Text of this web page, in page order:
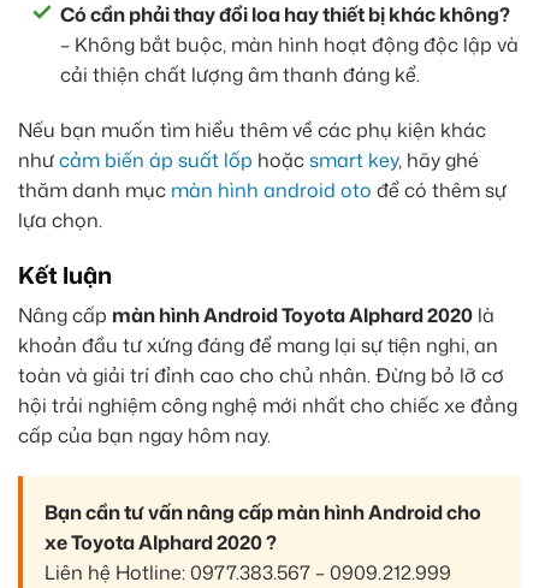
Có cần phải thay đổi loa hay thiết bị khác không?
– Không bắt buộc, màn hình hoạt động độc lập và
cải thiện chất lượng âm thanh đáng kể.
Nếu bạn muốn tìm hiểu thêm về các phụ kiện khác
nhưcảm biến áp suất lốp hoặcsmart key, hãy ghé
thăm danh mục màn hình android oto để có thêm sự
lựa chọn.
Kết luận
Nâng cấp màn hình Android Toyota Alphard 2020 là
khoản đầu tư xứng đáng để mang lại sự tiện nghi, an
toàn và giải trí đỉnh cao cho chủ nhân. Đừng bỏ lỡ cơ
hội trải nghiệm công nghệ mới nhất cho chiếc xe đẳng
cấp của bạn ngay hôm nay.
Bạn cần tư vấn nâng cấp màn hình Android cho
xe Toyota Alphard 2020 ?
Liên hệ Hotline: 0977.383.567 – 0909.212.999